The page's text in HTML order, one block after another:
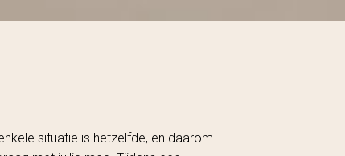
situatie is hetzelfde, en daarom